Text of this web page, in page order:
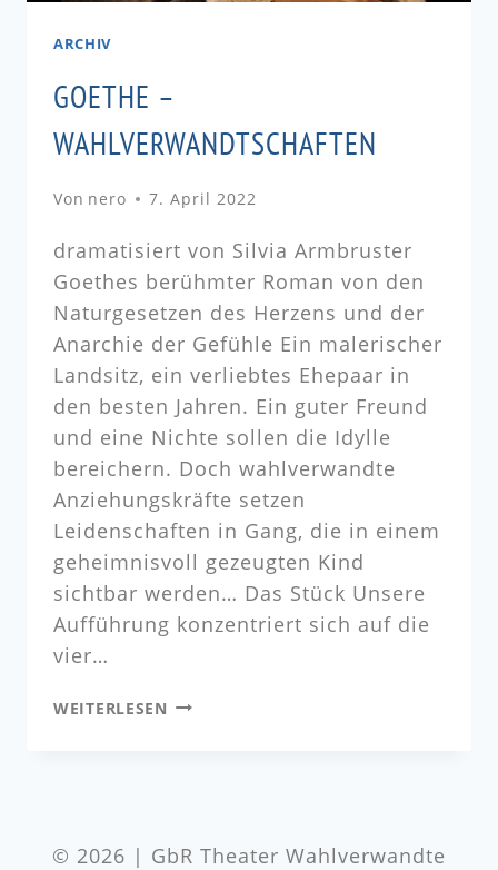
ARCHIV
GOETHE –
WAHLVERWANDTSCHAFTEN
Von nero 7. April 2022
dramatisiert von Silvia Armbruster
Goethes berühmter Roman von den
Naturgesetzen des Herzens und der
Anarchie der Gefühle Ein malerischer
Landsitz, ein verliebtes Ehepaar in
den besten Jahren. Ein guter Freund
und eine Nichte sollen die Idylle
bereichern. Doch wahlverwandte
Anziehungskräfte setzen
Leidenschaften in Gang, die in einem
geheimnisvoll gezeugten Kind
sichtbar werden… Das Stück Unsere
Aufführung konzentriert sich auf die
vier…
WEITERLESEN
© 2026 | GbR Theater Wahlverwandte